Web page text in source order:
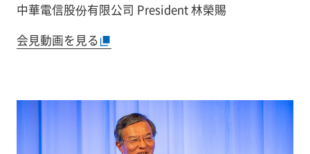
中華電信股份有限公司 President 林榮賜
会見動画を見る